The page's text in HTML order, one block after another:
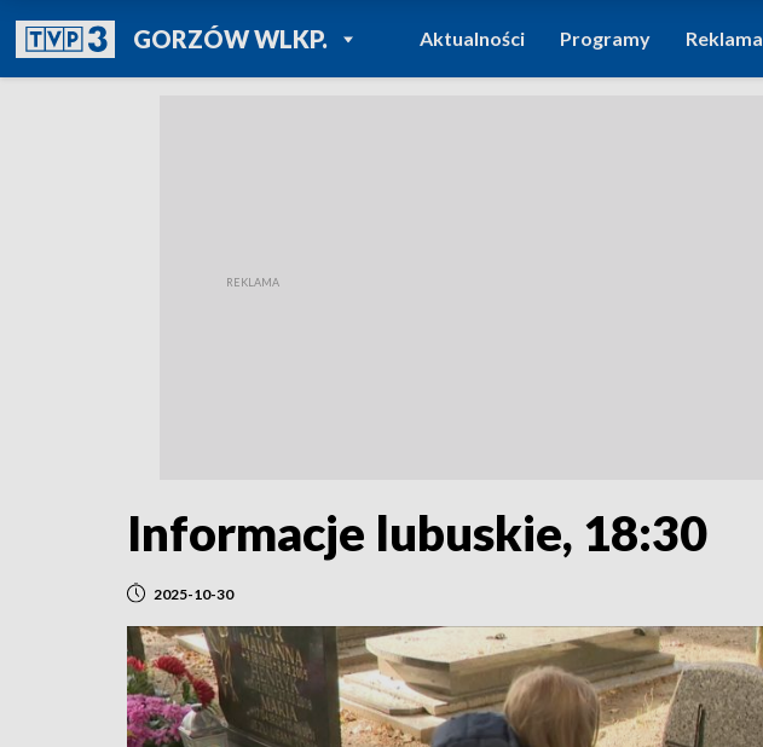
GORZÓW WLKP.POWRÓT DO
TVP REGIONY
Aktualności Programy Reklama
Informacje lubuskie, 18:30
2025-10-30